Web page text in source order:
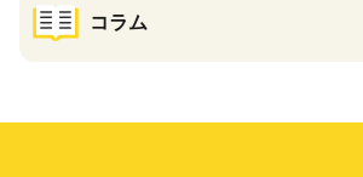
コラム